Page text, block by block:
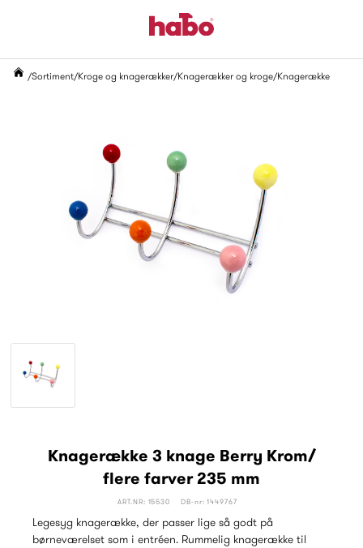
Sortiment Kroge og knagerækker Knagerækker og kroge Knagerække
Knagerække 3 knage Berry Krom/
flere farver 235 mm
ART.NR: 15530 DB-nr: 1449767
Legesyg knagerække, der passer lige så godt på
børneværelset som i entréen. Rummelig knagerække til